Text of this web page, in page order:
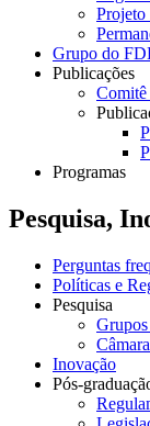
Projeto
Grupo do
Publicações
Programas
Pesquisa,
Perguntas
Políticas e
Pesquisa
Grupos
Inovação
Pós-